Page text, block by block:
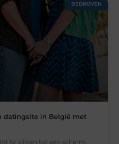
BEDRIJVEN
datingsite in België met
te blijven tot een scherm.